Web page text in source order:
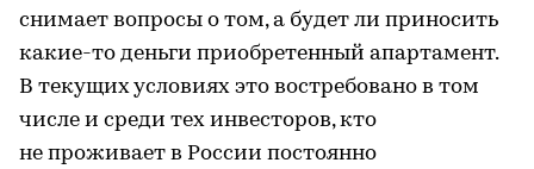
снимает вопросы о том, а будет ли приносить
какие-то деньги приобретенный апартамент.
В текущих условиях это востребовано в том
числе и среди тех инвесторов, кто
не проживает в России постоянно